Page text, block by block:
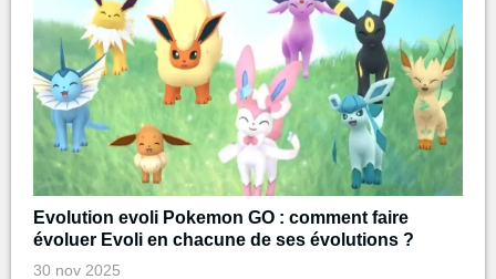
Evolution evoli Pokemon GO : comment faire
évoluer Evoli en chacune de ses évolutions ?
30 nov 2025